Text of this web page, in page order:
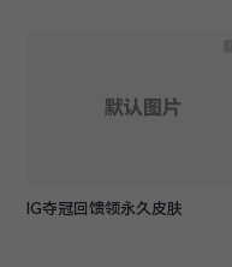
IG夺冠回馈领永久皮肤